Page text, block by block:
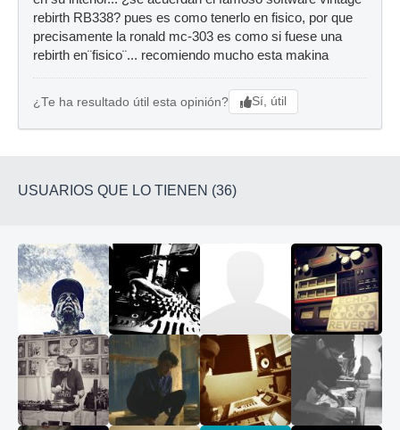
rebirth RB338? pues es como tenerlo en fisico, por que
precisamente la ronald mc-303 es como si fuese una
rebirth en¨fisico¨... recomiendo mucho esta makina
¿Te ha resultado útil esta opinión? Sí, útil
USUARIOS QUE LO TIENEN (36)